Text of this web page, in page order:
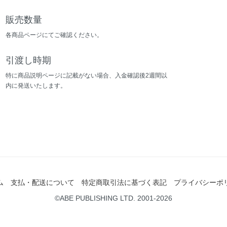
販売数量
各商品ページにてご確認ください。
引渡し時期
特に商品説明ページに記載がない場合、入金確認後2週間以
内に発送いたします。
支払・配送について 特定商取引法に基づく表記
プライバシーポ
©ABE PUBLISHING LTD. 2001-2026